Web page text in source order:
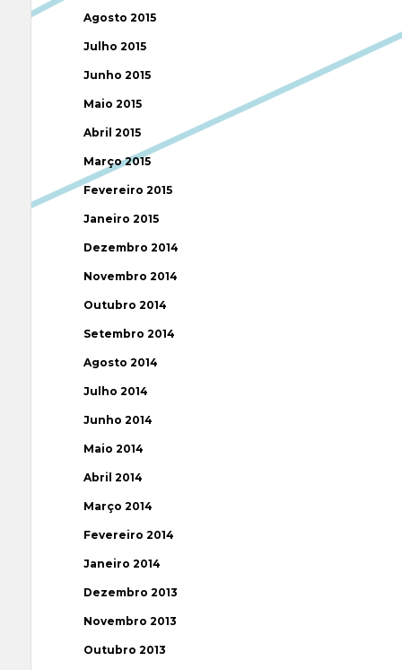
Agosto 2015
Julho 2015
Junho 2015
Maio 2015
Abril 2015
Março 2015
Fevereiro 2015
Janeiro 2015
Dezembro 2014
Novembro 2014
Outubro 2014
Setembro 2014
Agosto 2014
Julho 2014
Junho 2014
Maio 2014
Abril 2014
Março 2014
Fevereiro 2014
Janeiro 2014
Dezembro 2013
Novembro 2013
Outubro 2013